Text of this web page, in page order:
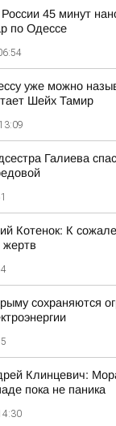
45 минут
по Одессе
уже можно
Шейх Тамир
13:09
Галиева
Котенок: К
жертв
сохраняются
Клинцевич:
пока не паника